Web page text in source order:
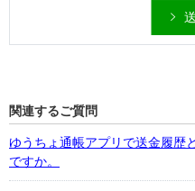
関連するご質問
ゆうちょ通帳アプリで送金履歴
ですか。